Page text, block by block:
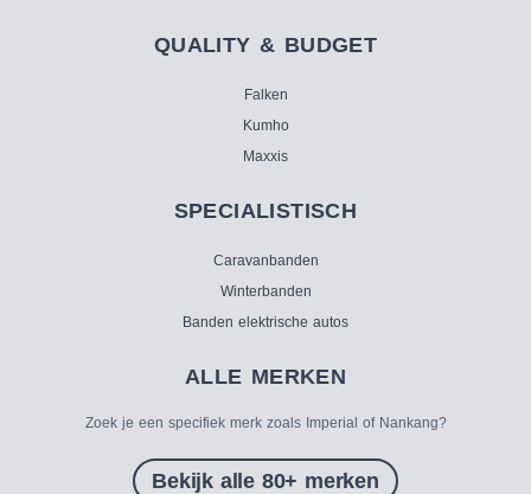
QUALITY & BUDGET
Falken
Kumho
Maxxis
SPECIALISTISCH
Caravanbanden
Winterbanden
Banden elektrische autos
ALLE MERKEN
Zoek je een specifiek merk zoals Imperial of Nankang?
Bekijk alle 80+ merken